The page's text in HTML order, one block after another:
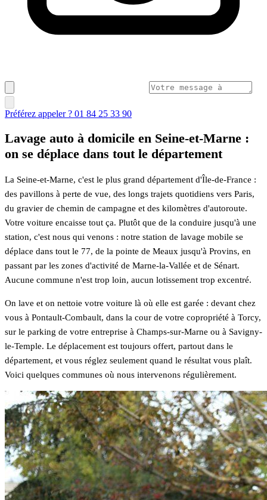
Préférez appeler ? 01 84 25 33 90
Lavage auto à domicile en Seine-et-Marne :
on se déplace dans tout le département
La Seine-et-Marne, c'est le plus grand département d'Île-de-France :
des pavillons à perte de vue, des longs trajets quotidiens vers Paris,
du gravier de chemin de campagne et des kilomètres d'autoroute.
Votre voiture encaisse tout ça. Plutôt que de la conduire jusqu'à une
station, c'est nous qui venons : notre station de lavage mobile se
déplace dans tout le 77, de la pointe de Meaux jusqu'à Provins, en
passant par les zones d'activité de Marne-la-Vallée et de Sénart.
Aucune commune n'est trop loin, aucun lotissement trop excentré.
On lave et on nettoie votre voiture là où elle est garée : devant chez
vous à Pontault-Combault, dans la cour de votre copropriété à Torcy,
sur le parking de votre entreprise à Champs-sur-Marne ou à Savigny-
le-Temple. Le déplacement est toujours offert, partout dans le
département, et vous réglez seulement quand le résultat vous plaît.
Voici quelques communes où nous intervenons régulièrement.